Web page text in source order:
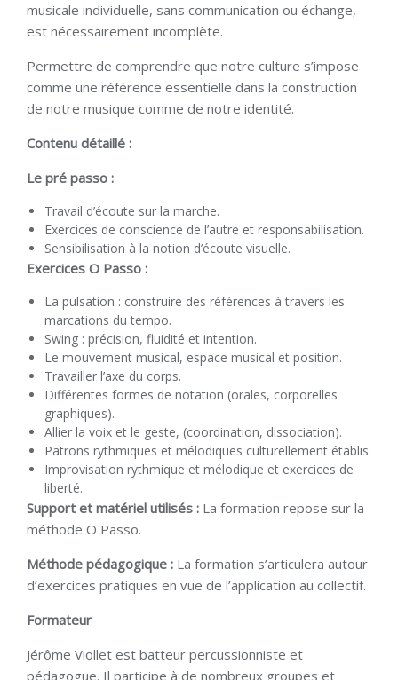
musicale individuelle, sans communication ou échange,
est nécessairement incomplète.
Permettre de comprendre que notre culture s’impose
comme une référence essentielle dans la construction
de notre musique comme de notre identité.
Contenu détaillé :
Le pré passo :
Travail d’écoute sur la marche.
Exercices de conscience de l’autre et responsabilisation.
Sensibilisation à la notion d’écoute visuelle.
Exercices O Passo :
La pulsation : construire des références à travers les
marcations du tempo.
Swing : précision, fluidité et intention.
Le mouvement musical, espace musical et position.
Travailler l’axe du corps.
Différentes formes de notation (orales, corporelles
graphiques).
Allier la voix et le geste, (coordination, dissociation).
Patrons rythmiques et mélodiques culturellement établis.
Improvisation rythmique et mélodique et exercices de
liberté.
Support et matériel utilisés : La formation repose sur la
méthode O Passo.
Méthode pédagogique : La formation s’articulera autour
d’exercices pratiques en vue de l’application au collectif.
Formateur
Jérôme Viollet est batteur percussionniste et
pédagogue. Il participe à de nombreux groupes et